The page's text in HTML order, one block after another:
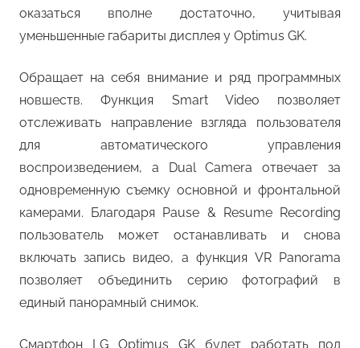
оказаться вполне достаточно, учитывая
уменьшенные габариты дисплея у Optimus GK.
Обращает на себя внимание и ряд программных
новшеств. Функция Smart Video позволяет
отслеживать направление взгляда пользователя
для автоматического управления
воспроизведением, а Dual Camera отвечает за
одновременную съемку основной и фронтальной
камерами. Благодаря Pause & Resume Recording
пользователь может останавливать и снова
включать запись видео, а функция VR Panorama
позволяет объединить серию фотографий в
единый панорамный снимок.
Смартфон LG Optimus GK будет работать под